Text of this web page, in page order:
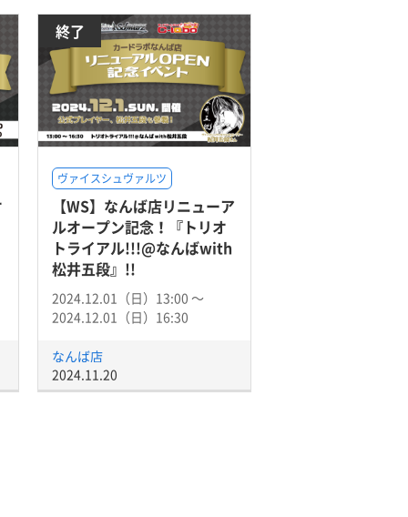
終了
ヴァイスシュヴァルツ
【WS】なんば店リニューア
ルオープン記念！『トリオ
トライアル!!!@なんばwith
松井五段』!!
2024.12.01（日）13:00 〜
2024.12.01（日）16:30
なんば店
2024.11.20